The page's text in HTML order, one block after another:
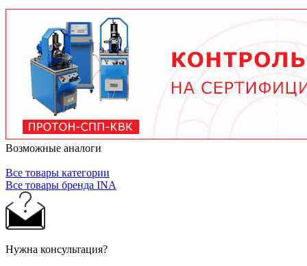
тяжелых условиях до 2 лет при нормальной
эксплуатации. Используйте только
рекомендованные производителем смазочные
материалы.
Возможные аналоги
Все товары категории
Все товары бренда INA
Нужна консультация?